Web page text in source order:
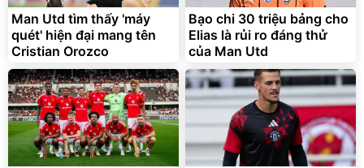
295.000đ
Đã bán nhiều
Man Utd tìm thấy 'máy
quét' hiện đại mang tên
Cristian Orozco
Bạo chi 30 triệu bảng cho
Elias là rủi ro đáng thử
của Man Utd